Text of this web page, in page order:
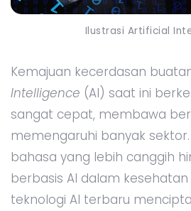
Ilustrasi Artificial
Kemajuan kecerdasan
Intelligence (AI) saat ini
sangat cepat, membawa
memengaruhi banyak
bahasa yang lebih canggih
berbasis AI dalam kesehatan
teknologi AI terbaru